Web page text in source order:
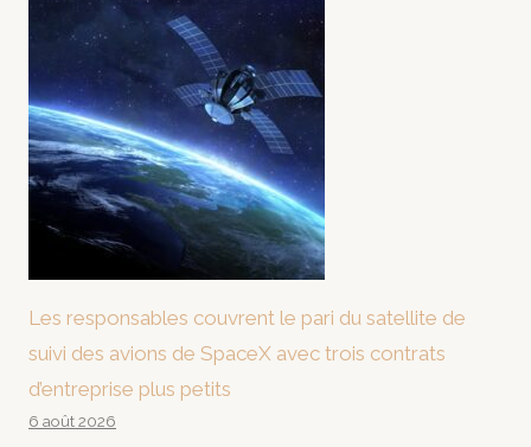
Les responsables couvrent le pari du satellite de
suivi des avions de SpaceX avec trois contrats
d’entreprise plus petits
6 août 2026